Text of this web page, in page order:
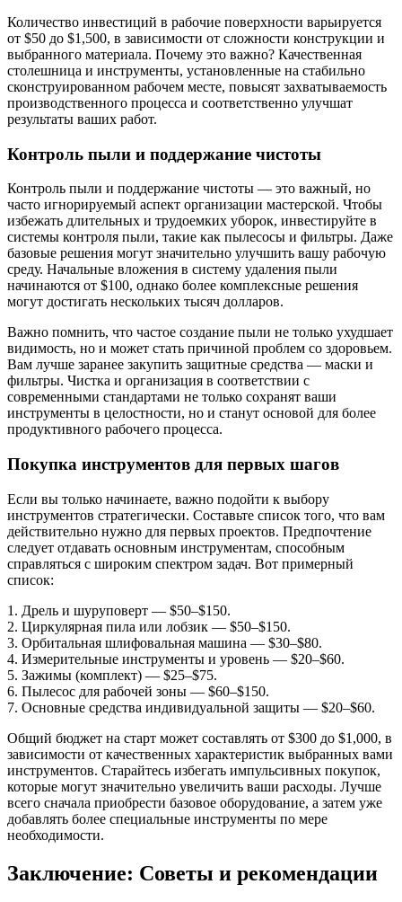
Количество инвестиций в рабочие поверхности варьируется
от $50 до $1,500, в зависимости от сложности конструкции и
выбранного материала. Почему это важно? Качественная
столешница и инструменты, установленные на стабильно
сконструированном рабочем месте, повысят захватываемость
производственного процесса и соответственно улучшат
результаты ваших работ.
Контроль пыли и поддержание чистоты
Контроль пыли и поддержание чистоты — это важный, но
часто игнорируемый аспект организации мастерской. Чтобы
избежать длительных и трудоемких уборок, инвестируйте в
системы контроля пыли, такие как пылесосы и фильтры. Даже
базовые решения могут значительно улучшить вашу рабочую
среду. Начальные вложения в систему удаления пыли
начинаются от $100, однако более комплексные решения
могут достигать нескольких тысяч долларов.
Важно помнить, что частое создание пыли не только ухудшает
видимость, но и может стать причиной проблем со здоровьем.
Вам лучше заранее закупить защитные средства — маски и
фильтры. Чистка и организация в соответствии с
современными стандартами не только сохранят ваши
инструменты в целостности, но и станут основой для более
продуктивного рабочего процесса.
Покупка инструментов для первых шагов
Если вы только начинаете, важно подойти к выбору
инструментов стратегически. Составьте список того, что вам
действительно нужно для первых проектов. Предпочтение
следует отдавать основным инструментам, способным
справляться с широким спектром задач. Вот примерный
список:
1. Дрель и шуруповерт — $50–$150.
2. Циркулярная пила или лобзик — $50–$150.
3. Орбитальная шлифовальная машина — $30–$80.
4. Измерительные инструменты и уровень — $20–$60.
5. Зажимы (комплект) — $25–$75.
6. Пылесос для рабочей зоны — $60–$150.
7. Основные средства индивидуальной защиты — $20–$60.
Общий бюджет на старт может составлять от $300 до $1,000, в
зависимости от качественных характеристик выбранных вами
инструментов. Старайтесь избегать импульсивных покупок,
которые могут значительно увеличить ваши расходы. Лучше
всего сначала приобрести базовое оборудование, а затем уже
добавлять более специальные инструменты по мере
необходимости.
Заключение: Советы и рекомендации